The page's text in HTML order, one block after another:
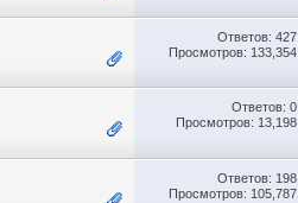
Ответов: 427
Просмотров: 133,354
Ответов: 0
Просмотров: 13,198
Ответов: 198
Просмотров: 105,787